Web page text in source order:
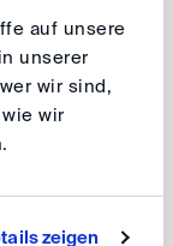
auf unsere
unserer
wir sind,
wir
zeigen
als
1